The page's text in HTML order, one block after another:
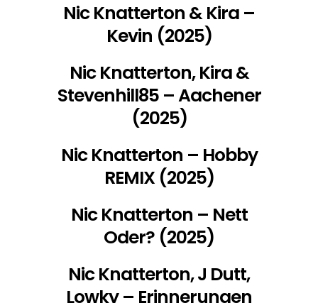
Nic Knatterton & Kira –
Kevin (2025)
Nic Knatterton, Kira &
Stevenhill85 – Aachener
(2025)
Nic Knatterton – Hobby
REMIX (2025)
Nic Knatterton – Nett
Oder? (2025)
Nic Knatterton, J Dutt,
Lowky – Erinnerungen